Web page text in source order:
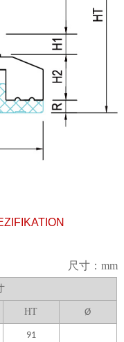
尺寸：mm
HT Ø
91